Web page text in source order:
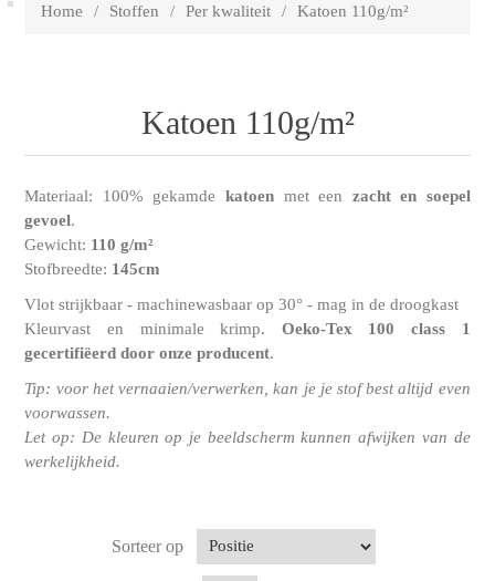
Home / Stoffen / Per kwaliteit / Katoen 110g/m²
Katoen 110g/m²
Materiaal: 100% gekamde katoenmet een zacht en soepel
gevoel.
Gewicht: 110 g/m²
Stofbreedte: 145cm
Vlot strijkbaar - machinewasbaar op 30° - mag in de droogkast
Kleurvast en minimale krimp. Oeko-Tex 100 class 1
gecertifiëerd door onze producent.
Tip: voor het vernaaien/verwerken, kan je je stof best altijd even
voorwassen.
Let op: De kleuren op je beeldscherm kunnen afwijken van de
werkelijkheid.
Sorteer op